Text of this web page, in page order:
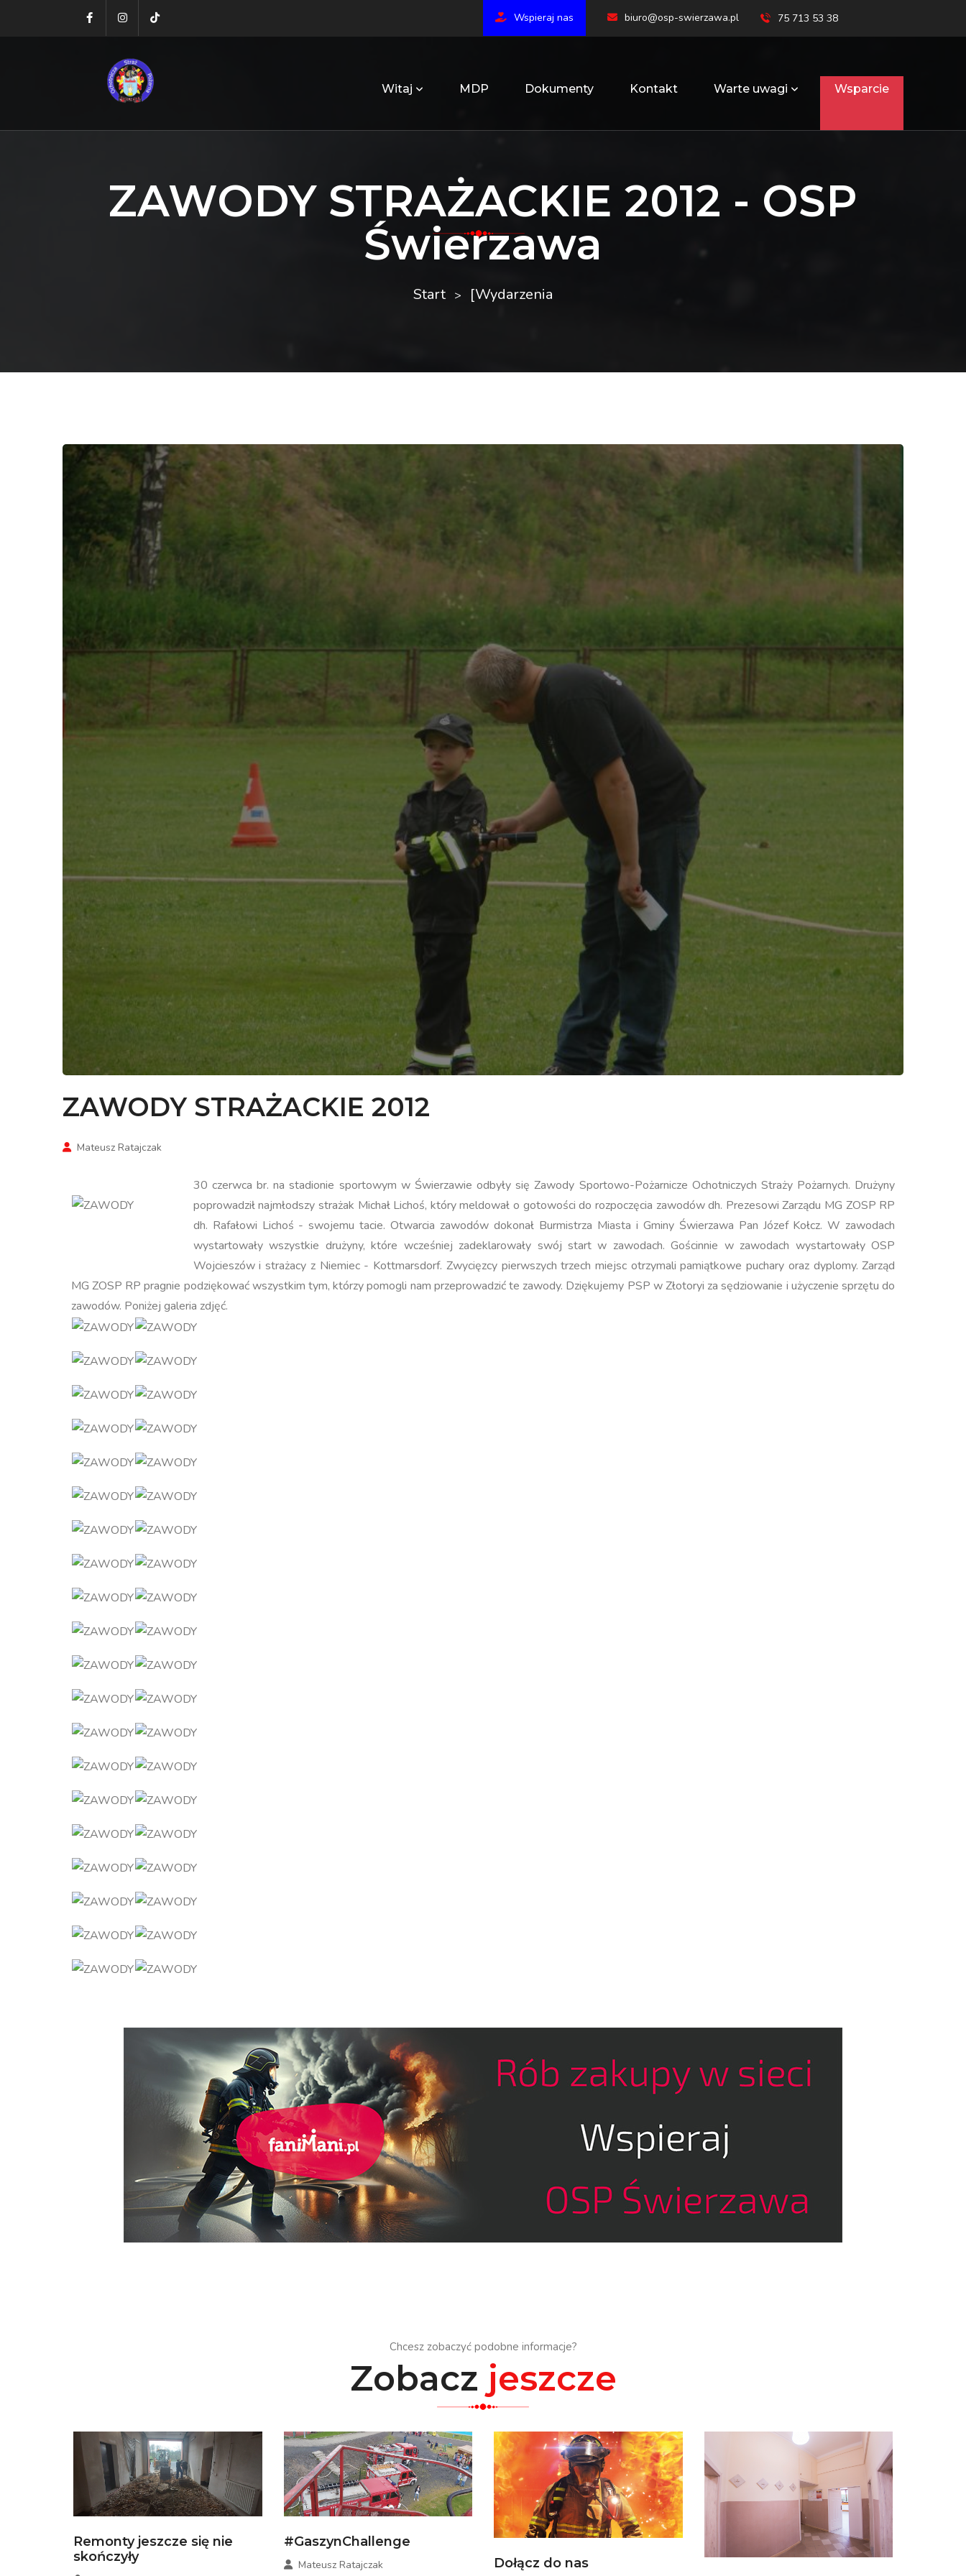
Wspieraj nas biuro@osp-swierzawa.pl 75 713 53 38
Witaj MDP Dokumenty Kontakt Warte uwagi Wsparcie
ZAWODY STRAŻACKIE 2012 - OSP
Świerzawa
Start [Wydarzenia
ZAWODY STRAŻACKIE 2012
Mateusz Ratajczak
30 czerwca br. na stadionie sportowym w Świerzawie odbyły się Zawody Sportowo-Pożarnicze Ochotniczych Straży Pożarnych. Drużyny
poprowadził najmłodszy strażak Michał Lichoś, który meldował o gotowości do rozpoczęcia zawodów dh. Prezesowi Zarządu MG ZOSP RP
dh. Rafałowi Lichoś - swojemu tacie. Otwarcia zawodów dokonał Burmistrza Miasta i Gminy Świerzawa Pan Józef Kołcz. W zawodach
wystartowały wszystkie drużyny, które wcześniej zadeklarowały swój start w zawodach. Gościnnie w zawodach wystartowały OSP
Wojcieszów i strażacy z Niemiec - Kottmarsdorf. Zwycięzcy pierwszych trzech miejsc otrzymali pamiątkowe puchary oraz dyplomy. Zarząd
MG ZOSP RP pragnie podziękować wszystkim tym, którzy pomogli nam przeprowadzić te zawody. Dziękujemy PSP w Złotoryi za sędziowanie i użyczenie sprzętu do
zawodów. Poniżej galeria zdjęć.
Chcesz zobaczyć podobne informacje?
Zobacz jeszcze
Remonty jeszcze się nie
skończyły
#GaszynChallenge
Mateusz Ratajczak
Dołącz do nas